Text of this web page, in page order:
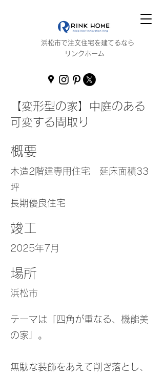
浜松市で注文住宅を建てるなら
リンクホーム
【変形型の家】中庭のある
可変する間取り
概要
木造2階建専用住宅 延床面積33
坪
長期優良住宅
竣工
2025年7月
場所
浜松市
テーマは「四角が重なる、機能美
の家」。
無駄な装飾をあえて削ぎ落とし、